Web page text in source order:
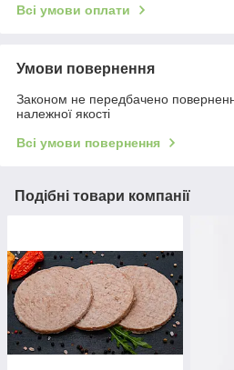
Всі умови оплати
Умови повернення
Законом не передбачено
належної якості
Всі умови повернення
Подібні товари компанії